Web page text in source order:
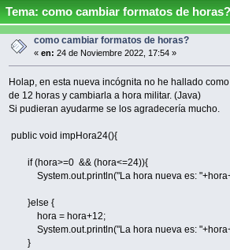
Tema: como cambiar formatos de
como cambiar formatos de horas?
« en: 24 de Noviembre 2022, 17:54 »
Holap, en esta nueva incógnita no he hallado
de 12 horas y cambiarla a hora militar. (Java)
Si pudieran ayudarme se los agradecería mucho.
public void impHora24(){
if (hora>=0 && (hora<=24)){
System.out.println("La hora nueva es:
}else {
hora = hora+12;
System.out.println("La hora nueva es:
}